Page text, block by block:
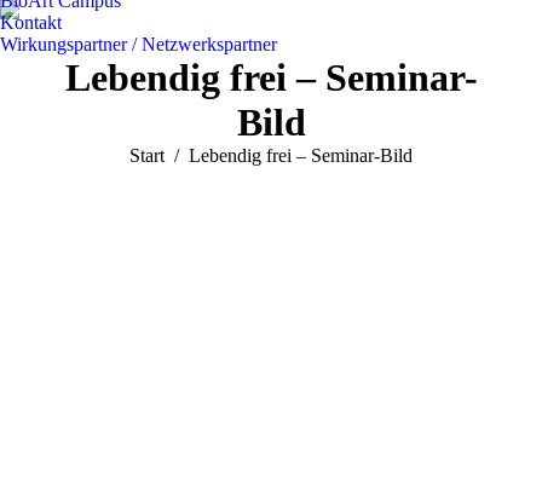
Kontakt
Wirkungspartner / Netzwerkspartner
Lebendig frei – Seminar-
Bild
Sie befinden sich hier:
Start Lebendig frei – Seminar-Bild